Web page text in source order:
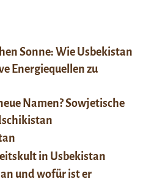
Sonne: Wie Usbekistan
Energiequellen zu
Namen? Sowjetische
in Usbekistan
und wofür ist er